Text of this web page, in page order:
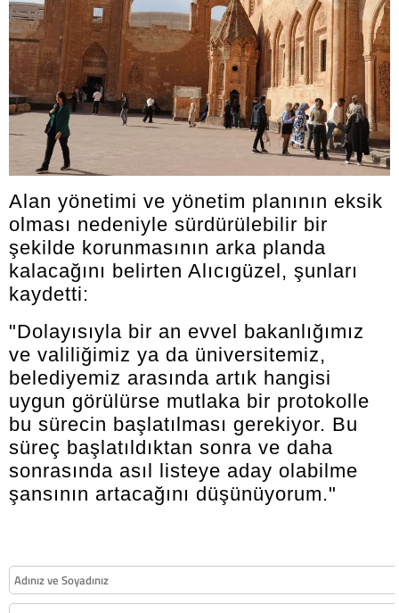
Alan yönetimi ve yönetim planının eksik
olması nedeniyle sürdürülebilir bir
şekilde korunmasının arka planda
kalacağını belirten Alıcıgüzel, şunları
kaydetti:
"Dolayısıyla bir an evvel bakanlığımız
ve valiliğimiz ya da üniversitemiz,
belediyemiz arasında artık hangisi
uygun görülürse mutlaka bir protokolle
bu sürecin başlatılması gerekiyor. Bu
süreç başlatıldıktan sonra ve daha
sonrasında asıl listeye aday olabilme
şansının artacağını düşünüyorum."